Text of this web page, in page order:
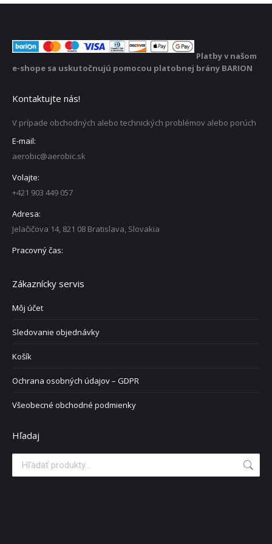
Platby v našom
e-shope sa uskutočnujú pomocou platobnej brány BARION
Kontaktujte nás!
V prípade obchodných alebo technických problémov alebo porúch
E-mail:
aerobic@aerobic.sk
Volajte:
+421 903 449 057
Adresa:
Jelačičova 14, 821 08 Bratislava, Slovakia
Pracovný čas:
Zákaznícky servis
Môj účet
Sledovanie objednávky
Košík
Ochrana osobných údajov – GDPR
Všeobecné obchodné podmienky
Hľadaj